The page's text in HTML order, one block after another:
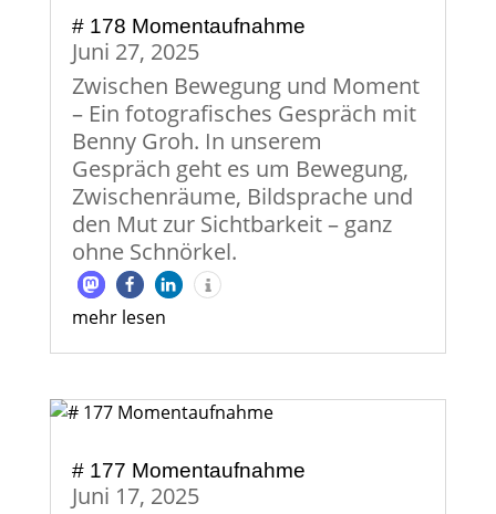
# 178 Momentaufnahme
Juni 27, 2025
Zwischen Bewegung und Moment
– Ein fotografisches Gespräch mit
Benny Groh. In unserem
Gespräch geht es um Bewegung,
Zwischenräume, Bildsprache und
den Mut zur Sichtbarkeit – ganz
ohne Schnörkel.
mehr lesen
# 177 Momentaufnahme
Juni 17, 2025